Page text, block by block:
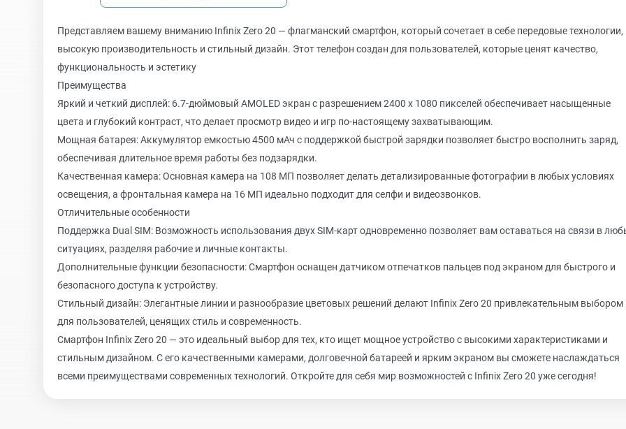
Представляем вашему вниманию Infinix Zero 20 — флагманский смартфон, который сочетает в себе передовые технологии,
высокую производительность и стильный дизайн. Этот телефон создан для пользователей, которые ценят качество,
функциональность и эстетику
Преимущества
Яркий и четкий дисплей: 6.7-дюймовый AMOLED экран с разрешением 2400 x 1080 пикселей обеспечивает насыщенные
цвета и глубокий контраст, что делает просмотр видео и игр по-настоящему захватывающим.
Мощная батарея: Аккумулятор емкостью 4500 мАч с поддержкой быстрой зарядки позволяет быстро восполнить заряд,
обеспечивая длительное время работы без подзарядки.
Качественная камера: Основная камера на 108 МП позволяет делать детализированные фотографии в любых условиях
освещения, а фронтальная камера на 16 МП идеально подходит для селфи и видеозвонков.
Отличительные особенности
Поддержка Dual SIM: Возможность использования двух SIM-карт одновременно позволяет вам оставаться на связи в
ситуациях, разделяя рабочие и личные контакты.
Дополнительные функции безопасности: Смартфон оснащен датчиком отпечатков пальцев под экраном для быстрого и
безопасного доступа к устройству.
Стильный дизайн: Элегантные линии и разнообразие цветовых решений делают Infinix Zero 20 привлекательным выбором
для пользователей, ценящих стиль и современность.
Смартфон Infinix Zero 20 — это идеальный выбор для тех, кто ищет мощное устройство с высокими характеристиками и
стильным дизайном. С его качественными камерами, долговечной батареей и ярким экраном вы сможете наслаждаться
всеми преимуществами современных технологий. Откройте для себя мир возможностей с Infinix Zero 20 уже сегодня!